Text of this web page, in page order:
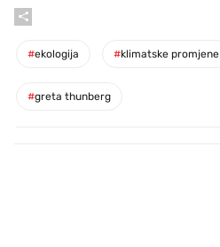
#ekologija #klimatske promjene
#greta thunberg